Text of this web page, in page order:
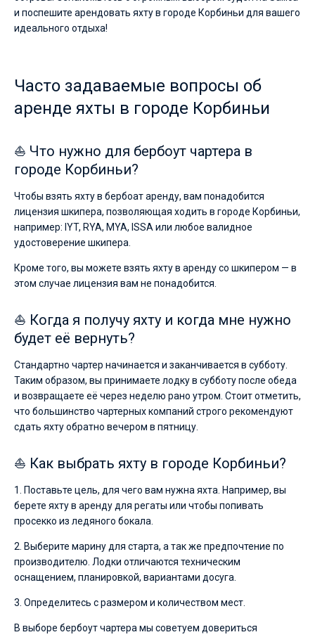
и поспешите арендовать яхту в городе Корбиньи для вашего
идеального отдыха!
Часто задаваемые вопросы об
аренде яхты в городе Корбиньи
⛵ Что нужно для бербоут чартера в
городе Корбиньи?
Чтобы взять яхту в бербоат аренду, вам понадобится
лицензия шкипера, позволяющая ходить в городе Корбиньи,
например: IYT, RYA, MYA, ISSA или любое валидное
удостоверение шкипера.
Кроме того, вы можете взять яхту в аренду со шкипером — в
этом случае лицензия вам не понадобится.
⛵ Когда я получу яхту и когда мне нужно
будет её вернуть?
Стандартно чартер начинается и заканчивается в субботу.
Таким образом, вы принимаете лодку в субботу после обеда
и возвращаете её через неделю рано утром. Стоит отметить,
что большинство чартерных компаний строго рекомендуют
сдать яхту обратно вечером в пятницу.
⛵ Как выбрать яхту в городе Корбиньи?
1. Поставьте цель, для чего вам нужна яхта. Например, вы
берете яхту в аренду для регаты или чтобы попивать
просекко из ледяного бокала.
2. Выберите марину для старта, а так же предпочтение по
производителю. Лодки отличаются техническим
оснащением, планировкой, вариантами досуга.
3. Определитесь с размером и количеством мест.
В выборе бербоут чартера мы советуем довериться